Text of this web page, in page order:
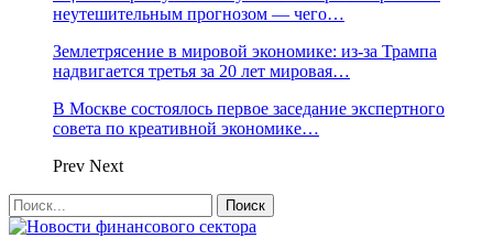
неутешительным прогнозом — чего…
Землетрясение в мировой экономике: из-за Трампа
надвигается третья за 20 лет мировая…
В Москве состоялось первое заседание экспертного
совета по креативной экономике…
Prev Next